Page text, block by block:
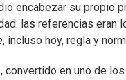
encabezar su propio
las referencias
incluso hoy, regla y
convertido en uno de